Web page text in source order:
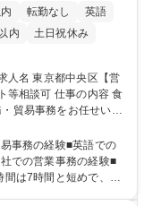
転勤なし
英語
内 土日祝休み
事の内容 食
貿易事務をお任せいた
発注から海外工場との
きます。 ■受発注
■在庫管理 ■輸入書類
出入業全般 ■倉庫との
事務の経験■英語での
での営業事務の経験■